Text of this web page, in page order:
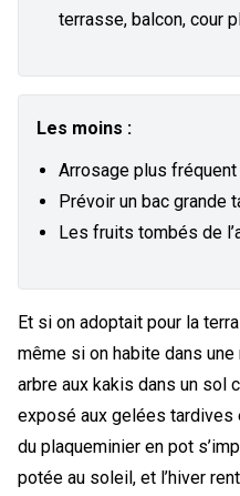
terrasse, balcon, cour
Les moins :
Arrosage plus fréquent
Prévoir un bac grande
Les fruits tombés de
Et si on adoptait pour la
même si on habite dans
arbre aux kakis dans un sol
exposé aux gelées tardives
du plaqueminier en pot
potée au soleil, et l’hiver